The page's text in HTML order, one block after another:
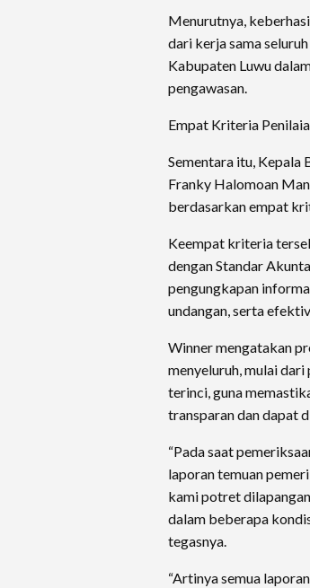
Menurutnya,
dari kerja sama
Kabupaten Luwu
pengawasan.
Empat Kriteria
Sementara itu, Kepala
Franky Halomoan
berdasarkan empat
Keempat kriteria
dengan Standar
pengungkapan
undangan, serta
Winner mengatakan
menyeluruh, mulai
terinci, guna
transparan dan dapat
“Pada saat
laporan temuan
kami potret
dalam beberapa
tegasnya.
“Artinya semua